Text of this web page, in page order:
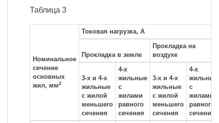
Таблица 3
Номинальное
сечение
основных
жил, мм2
Токовая нагрузка, А
Прокладка в земле
Прокладка на
воздухе
3-х и 4-х
жильные
с жилой
меньшего
сечения
4-х
жильные
с
жилами
равного
сечения
3-х и 4-х
жильные
с жилой
меньшего
сечения
4-х
жильные
с
жилами
равного
сечения